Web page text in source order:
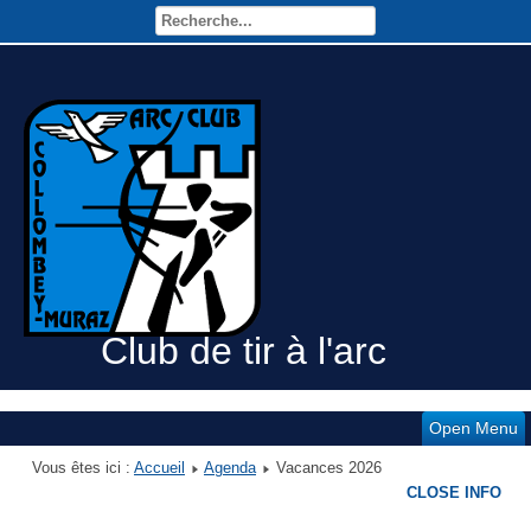
Club de tir à l'arc
Open Menu
Vous êtes ici : Accueil Agenda Vacances 2026
CLOSE INFO